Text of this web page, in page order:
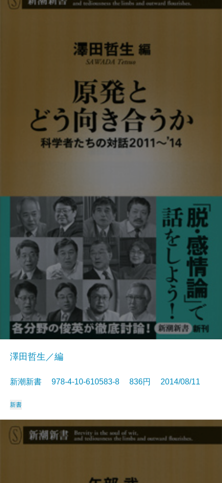
澤田哲生／編
新潮新書 978-4-10-610583-8 836円 2014/08/11
新書